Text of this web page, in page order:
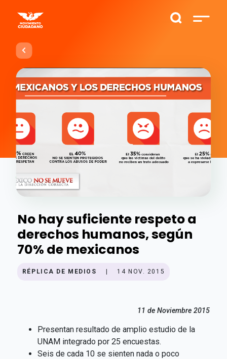
No hay suficiente respeto a
derechos humanos, según
70% de mexicanos
RÉPLICA DE MEDIOS 14 NOV. 2015
11 de Noviembre 2015
Presentan resultado de amplio estudio de la
UNAM integrado por 25 encuestas.
Seis de cada 10 se sienten nada o poco